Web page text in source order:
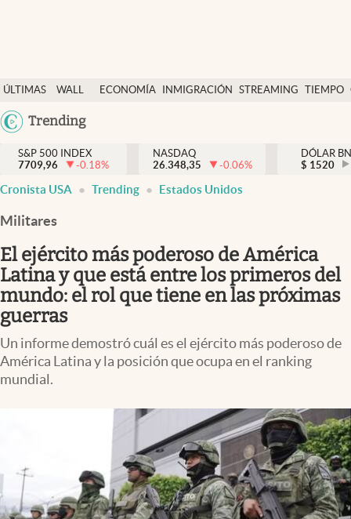
ÚLTIMAS
NOTICIAS
WALL
DÓLAR
ECONOMÍA INMIGRACIÓN STREAMING TIEMPO
México
Trending
Finanzas y economía
Wall Street y dólar
Inmigración
Espiritual
Streaming
PC y mobile
Lifestyle
S&P 500 INDEX
7709,96
-0.18%
NASDAQ
26.348,35
-0.06%
DÓLAR
$ 1520
Cronista USA Trending Estados Unidos
Militares
El ejército más poderoso de América
Latina y que está entre los primeros del
mundo: el rol que tiene en las próximas
guerras
Un informe demostró cuál es el ejército más poderoso de
América Latina y la posición que ocupa en el ranking
mundial.